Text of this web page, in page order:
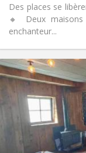
Des places se
🔸 Deux
enchanteur...
12